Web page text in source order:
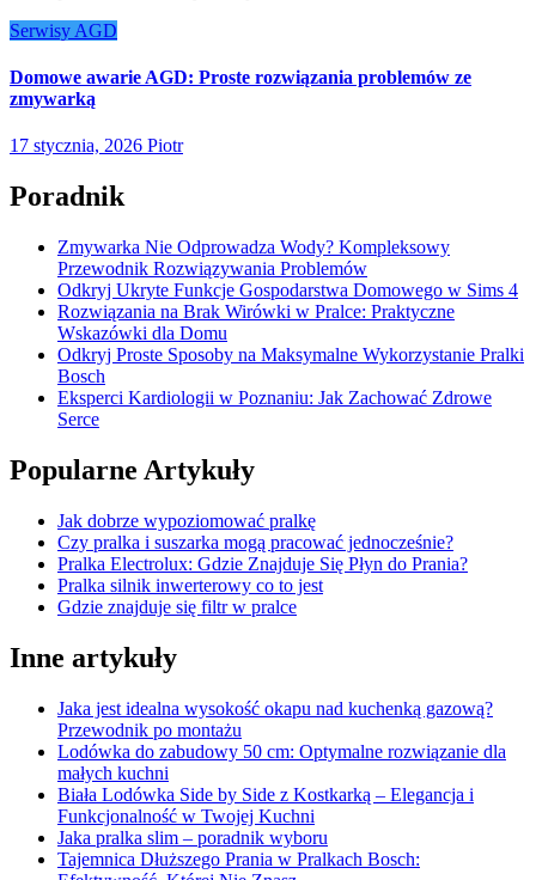
Serwisy AGD
Domowe awarie AGD: Proste rozwiązania problemów ze
zmywarką
17 stycznia, 2026 Piotr
Poradnik
Zmywarka Nie Odprowadza Wody? Kompleksowy
Przewodnik Rozwiązywania Problemów
Odkryj Ukryte Funkcje Gospodarstwa Domowego w Sims 4
Rozwiązania na Brak Wirówki w Pralce: Praktyczne
Wskazówki dla Domu
Odkryj Proste Sposoby na Maksymalne Wykorzystanie Pralki
Bosch
Eksperci Kardiologii w Poznaniu: Jak Zachować Zdrowe
Serce
Popularne Artykuły
Jak dobrze wypoziomować pralkę
Czy pralka i suszarka mogą pracować jednocześnie?
Pralka Electrolux: Gdzie Znajduje Się Płyn do Prania?
Pralka silnik inwerterowy co to jest
Gdzie znajduje się filtr w pralce
Inne artykuły
Jaka jest idealna wysokość okapu nad kuchenką gazową?
Przewodnik po montażu
Lodówka do zabudowy 50 cm: Optymalne rozwiązanie dla
małych kuchni
Biała Lodówka Side by Side z Kostkarką – Elegancja i
Funkcjonalność w Twojej Kuchni
Jaka pralka slim – poradnik wyboru
Tajemnica Dłuższego Prania w Pralkach Bosch: